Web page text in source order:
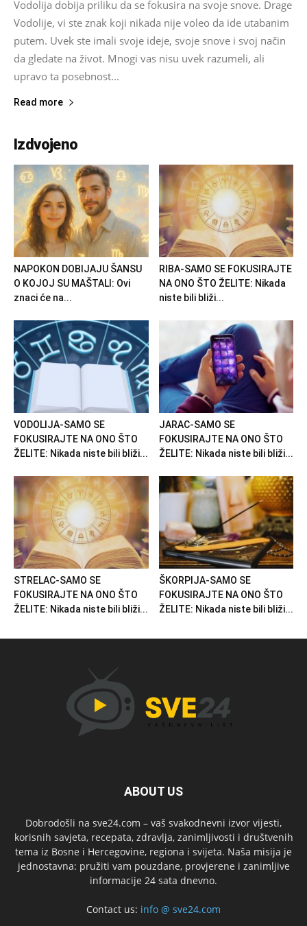
Vodolija dobija priliku da se fokusira na svoje snove. Drage
Vodolije, vi ste znak koji nikada nije voleo da ide utabanim
putem. Uvek ste imali svoje ideje, svoje snove i svoj način
da gledate na život. Mnogi vas nisu uvek razumeli, ali
upravo ta posebnost...
Read more
Izdvojeno
NAPOKON DOBIJAJU ŠANSU
O KOJOJ SU MAŠTALI: Ovi
znaci će na...
RIBA-SAMO SE FOKUSIRAJTE
NA ONO ŠTO ŽELITE: Nikada
niste bili bliži...
VODOLIJA-SAMO SE
FOKUSIRAJTE NA ONO ŠTO
ŽELITE: Nikada niste bili bliži...
JARAC-SAMO SE
FOKUSIRAJTE NA ONO ŠTO
ŽELITE: Nikada niste bili bliži...
STRELAC-SAMO SE
FOKUSIRAJTE NA ONO ŠTO
ŽELITE: Nikada niste bili bliži...
ŠKORPIJA-SAMO SE
FOKUSIRAJTE NA ONO ŠTO
ŽELITE: Nikada niste bili bliži...
ABOUT US
Dobrodošli na sve24.com – vaš svakodnevni izvor vijesti,
korisnih savjeta, recepata, zdravlja, zanimljivosti i društvenih
tema iz Bosne i Hercegovine, regiona i svijeta. Naša misija je
jednostavna: pružiti vam pouzdane, provjerene i zanimljive
informacije 24 sata dnevno.
Contact us: info @ sve24.com